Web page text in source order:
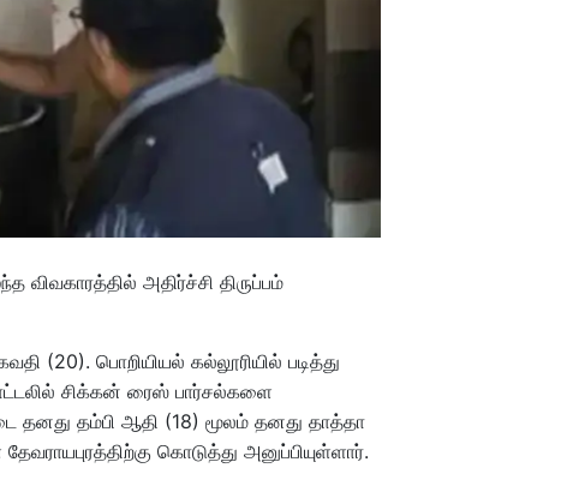
விவகாரத்தில் அதிர்ச்சி திருப்பம்
(20). பொறியியல் கல்லூரியில் படித்து
சிக்கன் ரைஸ் பார்சல்களை
தம்பி ஆதி (18) மூலம் தனது தாத்தா
கொடுத்து அனுப்பியுள்ளார்.